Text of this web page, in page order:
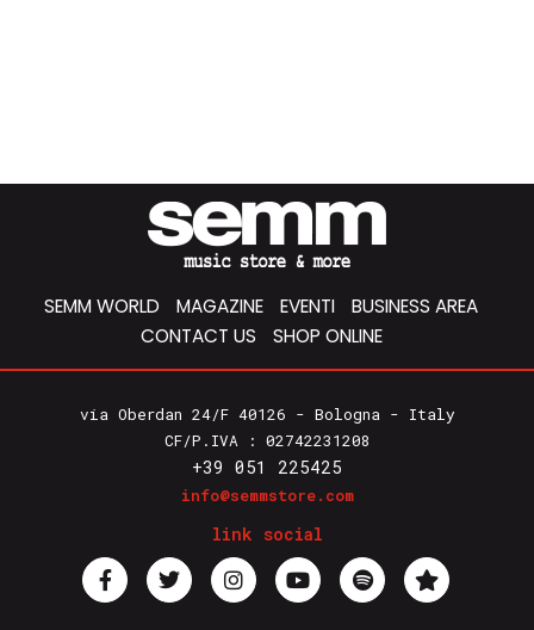
SEMM WORLD MAGAZINE EVENTI
BUSINESS AREA
CONTACT US
SHOP ONLINE
via Oberdan 24/F 40126 - Bologna - Italy
CF/P.IVA : 02742231208
+39 051 225425
info@semmstore.com
link social